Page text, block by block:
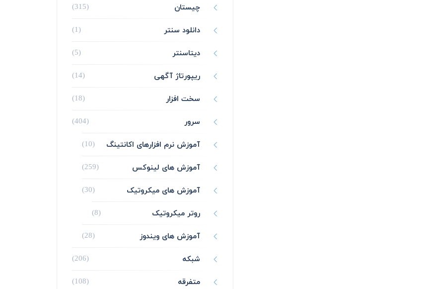
چیستان (315)
دانلود سنتر (1)
دیتاسنتر (5)
ریپورتاژ آگهی (14)
سخت افزار (18)
سرور (404)
آموزش نرم افزارهای اکانتینگ (10)
آموزش های لینوکس (259)
آموزش های میکروتیک (30)
روتر میکروتیک (8)
آموزش های ویندوز (28)
شبکه (206)
متفرقه (108)